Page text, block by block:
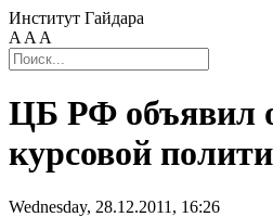
Институт Гайдара
A A A
ЦБ РФ объявил
курсовой
Wednesday, 28.12.2011, 16:26